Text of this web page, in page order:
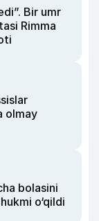
Bir umr
Rimma
olmay
bolasini
o‘qildi